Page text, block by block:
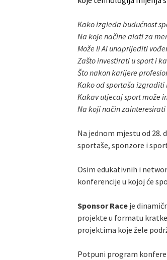
Kako izgleda budućnost
Na koje načine alati za
Može li AI unaprijediti
Zašto investirati u sport i
Što nakon karijere
Kako od sportaša izgraditi
Kakav utjecaj sport može
Na koji način
Na jednom mjestu od 28.
sportaše, sponzore i
Osim edukativnih i
konferencije u kojoj će
Sponsor Race je
projekte u formatu
projektima koje žele
Potpuni program